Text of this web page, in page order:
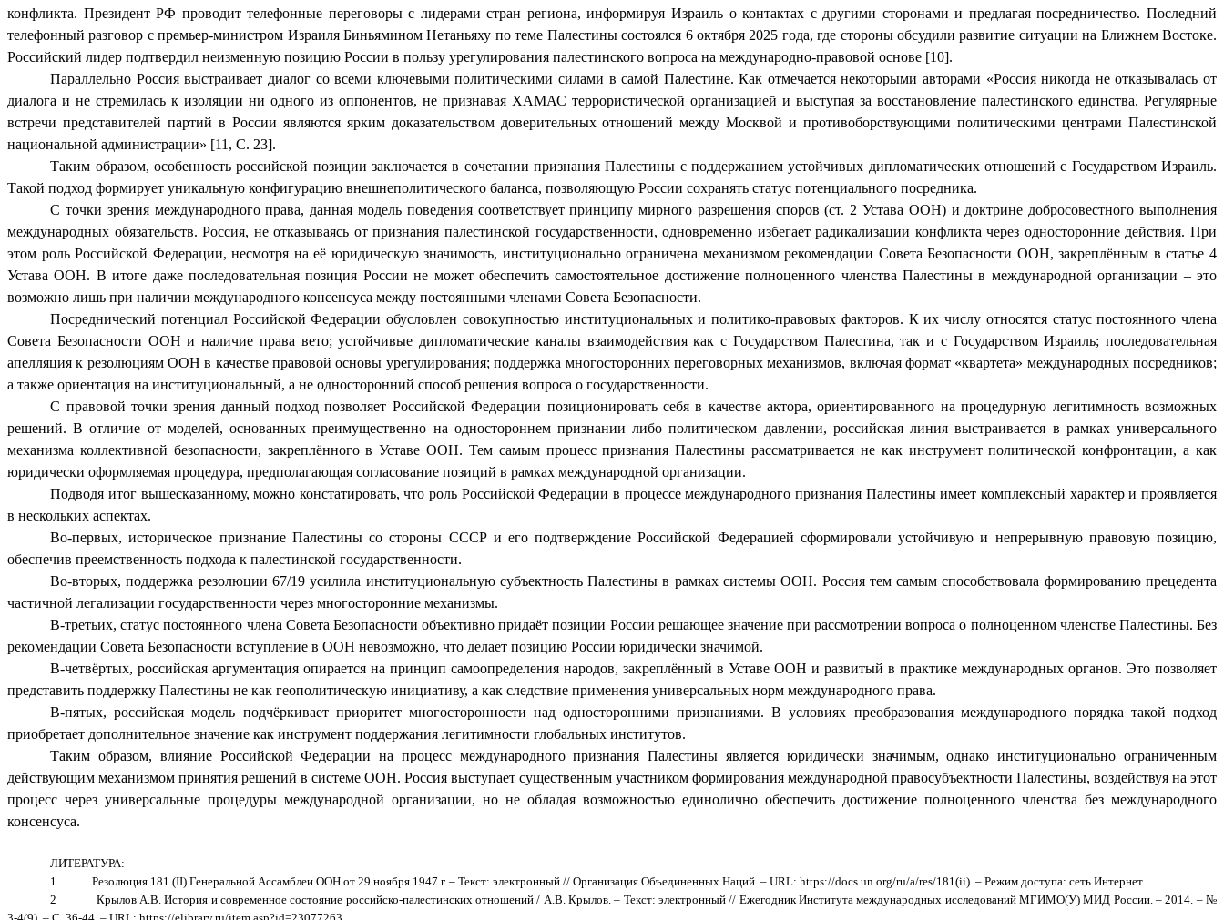
конфликта. Президент РФ проводит телефонные переговоры с лидерами стран региона, информируя Израиль о контактах с другими сторонами и предлагая посредничество. Последний
телефонный разговор с премьер-министром Израиля Биньямином Нетаньяху по теме Палестины состоялся 6 октября 2025 года, где стороны обсудили развитие ситуации на Ближнем Востоке.
Российский лидер подтвердил неизменную позицию России в пользу урегулирования палестинского вопроса на международно-правовой основе [10].
Параллельно Россия выстраивает диалог со всеми ключевыми политическими силами в самой Палестине. Как отмечается некоторыми авторами «Россия никогда не отказывалась от
диалога и не стремилась к изоляции ни одного из оппонентов, не признавая ХАМАС террористической организацией и выступая за восстановление палестинского единства. Регулярные
встречи представителей партий в России являются ярким доказательством доверительных отношений между Москвой и противоборствующими политическими центрами Палестинской
национальной администрации» [11, С. 23].
Таким образом, особенность российской позиции заключается в сочетании признания Палестины с поддержанием устойчивых дипломатических отношений с Государством Израиль.
Такой подход формирует уникальную конфигурацию внешнеполитического баланса, позволяющую России сохранять статус потенциального посредника.
С точки зрения международного права, данная модель поведения соответствует принципу мирного разрешения споров (ст. 2 Устава ООН) и доктрине добросовестного выполнения
международных обязательств. Россия, не отказываясь от признания палестинской государственности, одновременно избегает радикализации конфликта через односторонние действия. При
этом роль Российской Федерации, несмотря на её юридическую значимость, институционально ограничена механизмом рекомендации Совета Безопасности ООН, закреплённым в статье 4
Устава ООН. В итоге даже последовательная позиция России не может обеспечить самостоятельное достижение полноценного членства Палестины в международной организации – это
возможно лишь при наличии международного консенсуса между постоянными членами Совета Безопасности.
Посреднический потенциал Российской Федерации обусловлен совокупностью институциональных и политико-правовых факторов. К их числу относятся статус постоянного члена
Совета Безопасности ООН и наличие права вето; устойчивые дипломатические каналы взаимодействия как с Государством Палестина, так и с Государством Израиль; последовательная
апелляция к резолюциям ООН в качестве правовой основы урегулирования; поддержка многосторонних переговорных механизмов, включая формат «квартета» международных посредников;
а также ориентация на институциональный, а не односторонний способ решения вопроса о государственности.
С правовой точки зрения данный подход позволяет Российской Федерации позиционировать себя в качестве актора, ориентированного на процедурную легитимность возможных
решений. В отличие от моделей, основанных преимущественно на одностороннем признании либо политическом давлении, российская линия выстраивается в рамках универсального
механизма коллективной безопасности, закреплённого в Уставе ООН. Тем самым процесс признания Палестины рассматривается не как инструмент политической конфронтации, а как
юридически оформляемая процедура, предполагающая согласование позиций в рамках международной организации.
Подводя итог вышесказанному, можно констатировать, что роль Российской Федерации в процессе международного признания Палестины имеет комплексный характер и проявляется
в нескольких аспектах.
Во-первых, историческое признание Палестины со стороны СССР и его подтверждение Российской Федерацией сформировали устойчивую и непрерывную правовую позицию,
обеспечив преемственность подхода к палестинской государственности.
Во-вторых, поддержка резолюции 67/19 усилила институциональную субъектность Палестины в рамках системы ООН. Россия тем самым способствовала формированию прецедента
частичной легализации государственности через многосторонние механизмы.
В-третьих, статус постоянного члена Совета Безопасности объективно придаёт позиции России решающее значение при рассмотрении вопроса о полноценном членстве Палестины. Без
рекомендации Совета Безопасности вступление в ООН невозможно, что делает позицию России юридически значимой.
В-четвёртых, российская аргументация опирается на принцип самоопределения народов, закреплённый в Уставе ООН и развитый в практике международных органов. Это позволяет
представить поддержку Палестины не как геополитическую инициативу, а как следствие применения универсальных норм международного права.
В-пятых, российская модель подчёркивает приоритет многосторонности над односторонними признаниями. В условиях преобразования международного порядка такой подход
приобретает дополнительное значение как инструмент поддержания легитимности глобальных институтов.
Таким образом, влияние Российской Федерации на процесс международного признания Палестины является юридически значимым, однако институционально ограниченным
действующим механизмом принятия решений в системе ООН. Россия выступает существенным участником формирования международной правосубъектности Палестины, воздействуя на этот
процесс через универсальные процедуры международной организации, но не обладая возможностью единолично обеспечить достижение полноценного членства без международного
консенсуса.
ЛИТЕРАТУРА:
1
Резолюция 181 (II) Генеральной Ассамблеи ООН от 29 ноября 1947 г. – Текст: электронный // Организация Объединенных Наций. – URL: https://docs.un.org/ru/a/res/181(ii). – Режим доступа: сеть Интернет.
2
Крылов А.В. История и современное состояние российско-палестинских отношений / А.В. Крылов. – Текст: электронный // Ежегодник Института международных исследований МГИМО(У) МИД России. – 2014. – №